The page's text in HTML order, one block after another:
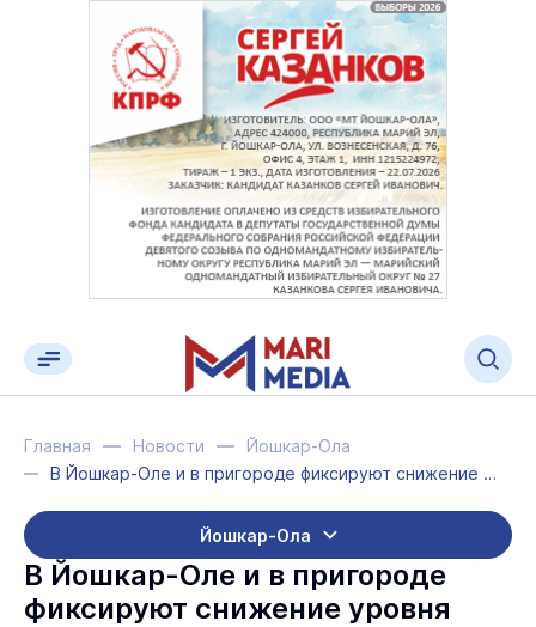
Главная Новости
Йошкар-Ола
В Йошкар-Оле и в пригороде фиксируют снижение уровня воды
Йошкар-Ола
В Йошкар-Оле и в пригороде
фиксируют снижение уровня